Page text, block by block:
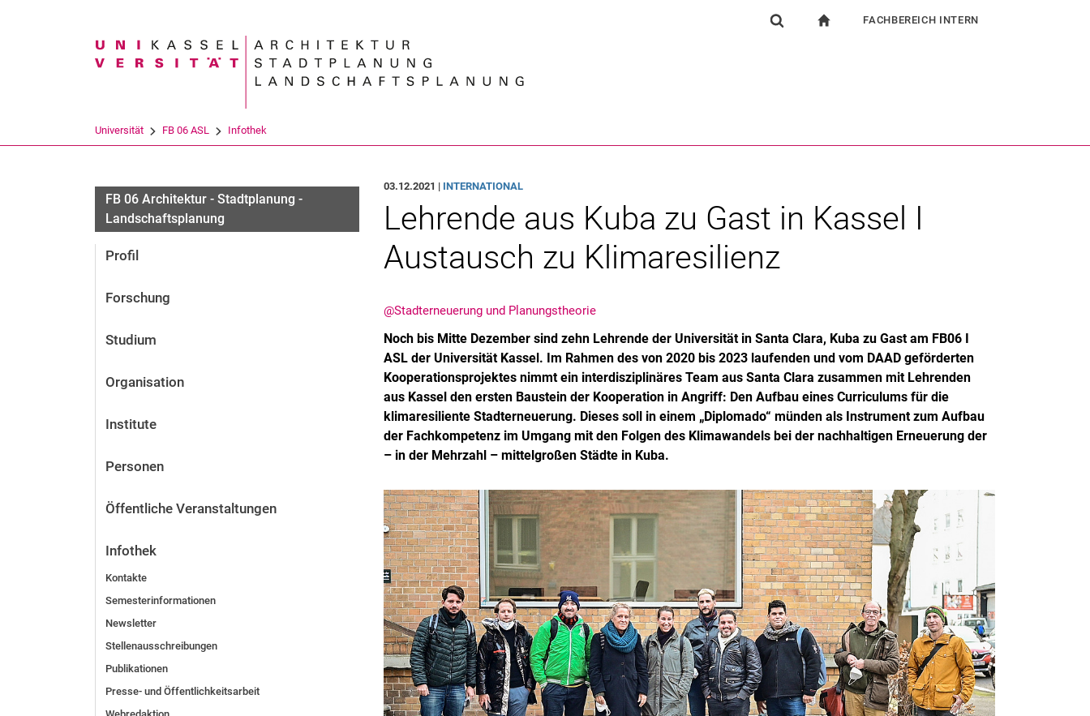
Suchbegriff
FACHBEREICH INTERN
Universität FB 06 ASL Infothek
FB 06 Architektur - Stadtplanung -
Landschaftsplanung
Profil
Forschung
Studium
Organisation
Institute
Personen
Öffentliche Veranstaltungen
Infothek
Kontakte
Semesterinformationen
Newsletter
Stellenausschreibungen
Publikationen
Presse- und Öffentlichkeitsarbeit
03.12.2021 | INTERNATIONAL
Lehrende aus Kuba zu Gast in Kassel I
Austausch zu Klimaresilienz
@Stadterneuerung und Planungstheorie
Noch bis Mitte Dezember sind zehn Lehrende der Universität in Santa Clara, Kuba zu Gast am FB06 I
ASL der Universität Kassel. Im Rahmen des von 2020 bis 2023 laufenden und vom DAAD geförderten
Kooperationsprojektes nimmt ein interdisziplinäres Team aus Santa Clara zusammen mit Lehrenden
aus Kassel den ersten Baustein der Kooperation in Angriff: Den Aufbau eines Curriculums für die
klimaresiliente Stadterneuerung. Dieses soll in einem „Diplomado“ münden als Instrument zum Aufbau
der Fachkompetenz im Umgang mit den Folgen des Klimawandels bei der nachhaltigen Erneuerung der
– in der Mehrzahl – mittelgroßen Städte in Kuba.